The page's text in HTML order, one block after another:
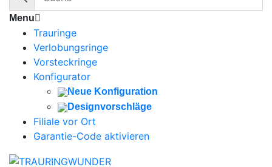
Menu
Trauringe
Verlobungsringe
Vorsteckringe
Konfigurator
Neue Konfiguration
Designvorschläge
Filiale vor Ort
Garantie-Code aktivieren